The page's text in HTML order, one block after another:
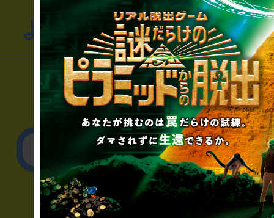
よくあるお問い合わせ
▼一般のお客様
公演内容、チケット
▼企業／法人の方